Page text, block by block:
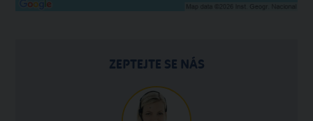
ZEPTEJTE SE NÁS